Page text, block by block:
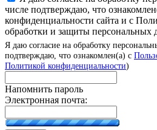
числе подтверждаю, что
конфиденциальности сайта и с
обработки и защиты персональных
Я даю согласие на обработку
подтверждаю, что ознакомлен(а) с
Политикой конфиденциальности)
Напомнить пароль
Электронная почта: